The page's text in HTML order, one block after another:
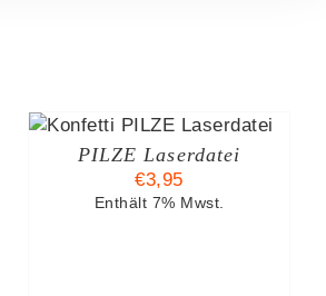
PILZE Laserdatei
€3,95
Enthält 7% Mwst.